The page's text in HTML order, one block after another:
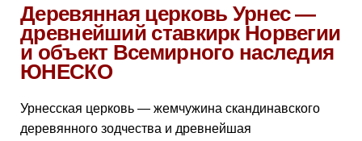
Деревянная церковь Урнес —
древнейший ставкирк Норвегии
и объект Всемирного наследия
ЮНЕСКО
Урнесская церковь — жемчужина скандинавского
деревянного зодчества и древнейшая